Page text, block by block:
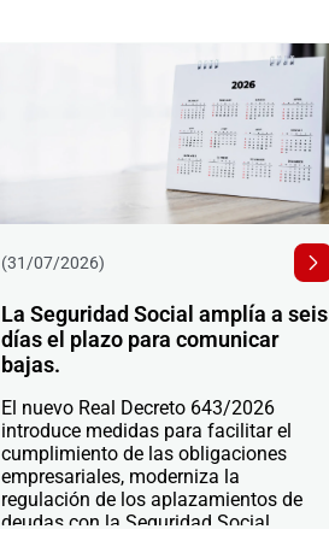
(31/07/2026)
La Seguridad Social amplía a seis
días el plazo para comunicar
bajas.
El nuevo Real Decreto 643/2026
introduce medidas para facilitar el
cumplimiento de las obligaciones
empresariales, moderniza la
regulación de los aplazamientos de
deudas con la Seguridad Social